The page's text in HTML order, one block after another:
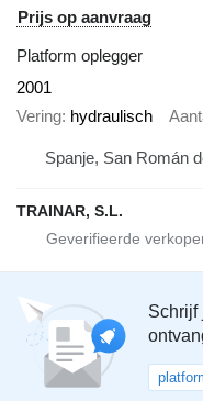
Prijs op aanvraag
Platform oplegger
2001
Vering hydraulisch
Spanje, San Román
TRAINAR, S.L.
Schrijf